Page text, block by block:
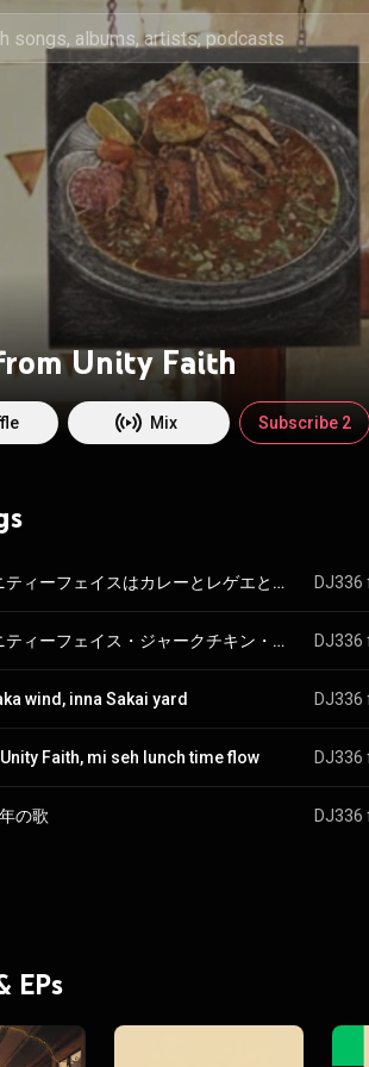
Unity Faith
Mix Subscribe 2
ユニティーフェイスはカレーとレゲエとジャークチキンと
ユニティーフェイス・ジャークチキン・ラヴ
wind, inna Sakai yard
Faith, mi seh lunch time flow
の歌
EPs